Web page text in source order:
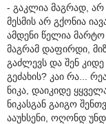
- გაკლია მაგრად, არ
მესმის არ გქონია
ამდენი წელია
მაგრამ დაფირდი,
გაძლევს და შენ
გეძახის? კაი რა...
ნიკა, დაიკიდე
ნიკასგან გაიგო
ააუხსენი, ოღონდ